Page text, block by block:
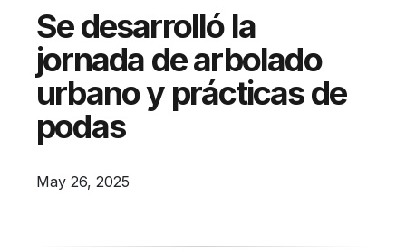
Campañas
Arbolado
Residuos
Proyectos
Edificios Municipales Energéticamente
Se desarrolló la
jornada de arbolado
urbano y prácticas de
podas
May 26, 2025